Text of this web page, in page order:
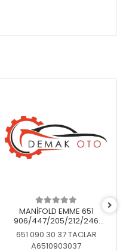
MANİFOLD EMME 651
906/447/205/212/246
KELEBEKSİZ
651 090 30 37 TACLAR
A6510903037